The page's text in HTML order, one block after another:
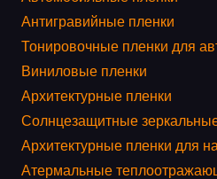
Антигравийные пленки
Тонировочные пленки для
Виниловые пленки
Архитектурные пленки
Солнцезащитные
Архитектурные пленки для
Атермальные